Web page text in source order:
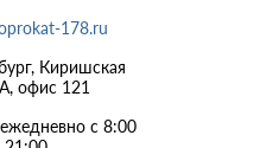
178.ru
Киришская
офис 121
с 8:00